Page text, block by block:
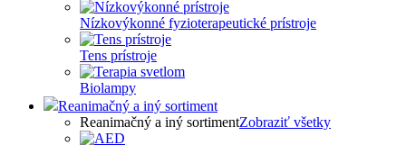
Nízkovýkonné fyzioterapeutické prístroje
Tens prístroje
Biolampy
Reanimačný a iný sortiment
Reanimačný a iný sortimentZobraziť všetky